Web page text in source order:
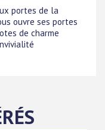
portes de la
ouvre ses portes
de charme